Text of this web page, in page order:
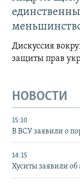
Дискуссия
защиты прав
НОВОСТИ
15:10
В ВСУ заявили о
14:15
Хуситы заявили